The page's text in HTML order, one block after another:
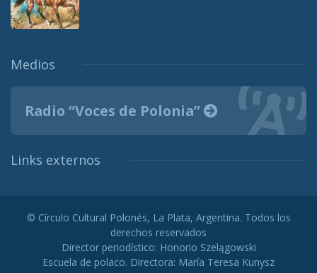
Medios
Radio “Voces de Polonia”
Links externos
© Círculo Cultural Polonés, La Plata, Argentina. Todos los
derechos reservados
Director periodístico: Honorio Szelągowski
Escuela de polaco. Directora: María Teresa Kunysz